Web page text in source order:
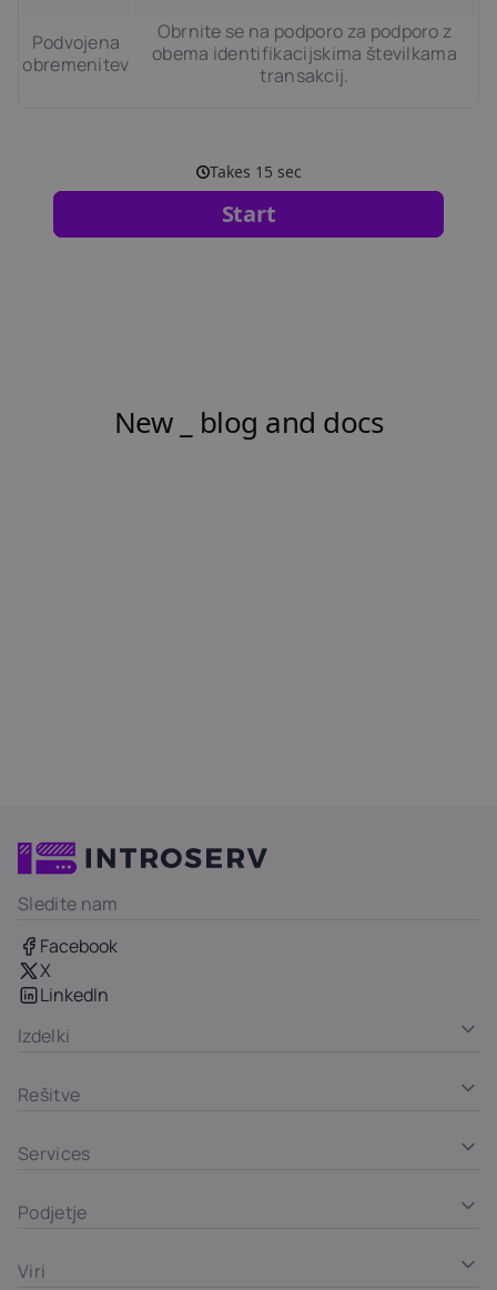
Podvojena
obremenitev
Obrnite se na podporo za podporo z
obema identifikacijskima številkama
transakcij.
Sledite nam
Facebook
X
LinkedIn
Izdelki
Rešitve
Services
Podjetje
Viri